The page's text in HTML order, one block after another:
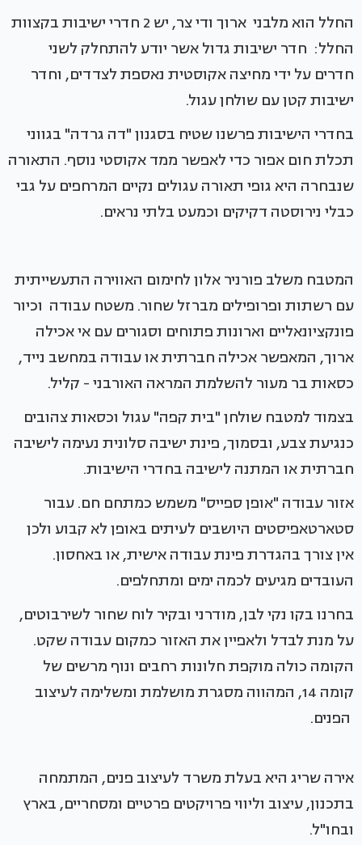
החלל הוא מלבני ארוך ודי צר, יש 2 חדרי ישיבות בקצוות
החלל: חדר ישיבות גדול אשר יודע להתחלק לשני
חדרים על ידי מחיצה אקוסטית נאספת לצדדים, וחדר
ישיבות קטן עם שולחן עגול.
בחדרי הישיבות פרשנו שטיח בסגנון "דה גרדה" בגווני
תכלת חום אפור כדי לאפשר ממד אקוסטי נוסף. התאורה
שנבחרה היא גופי תאורה עגולים נקיים המרחפים על גבי
כבלי נירוסטה דקיקים וכמעט בלתי נראים.
המטבח משלב פורניר אלון לחימום האווירה התעשייתית
עם רשתות ופרופילים מברזל שחור. משטח עבודה וכיור
פונקציונאליים וארונות פתוחים וסגורים עם אי אכילה
ארוך, המאפשר אכילה חברתית או עבודה במחשב נייד,
כסאות בר מעור להשלמת המראה האורבני - קליל.
בצמוד למטבח שולחן "בית קפה" עגול וכסאות צהובים
כנגיעת צבע, ובסמוך, פינת ישיבה סלונית נעימה לישיבה
חברתית או המתנה לישיבה בחדרי הישיבות.
אזור עבודה "אופן ספייס" משמש כמתחם חם. עבור
סטארטאפיסטים היושבים לעיתים באופן לא קבוע ולכן
אין צורך בהגדרת פינת עבודה אישית, או באחסון.
העובדים מגיעים לכמה ימים ומתחלפים.
בחרנו בקו נקי לבן, מודרני ובקיר לוח שחור לשירבוטים,
על מנת לבדל ולאפיין את האזור כמקום עבודה שקט.
הקומה כולה מוקפת חלונות רחבים ונוף מרשים של
קומה 14, המהווה מסגרת מושלמת ומשלימה לעיצוב
הפנים.
אירה שריג היא בעלת משרד לעיצוב פנים, המתמחה
בתכנון, עיצוב וליווי פרויקטים פרטיים ומסחריים, בארץ
ובחו"ל.